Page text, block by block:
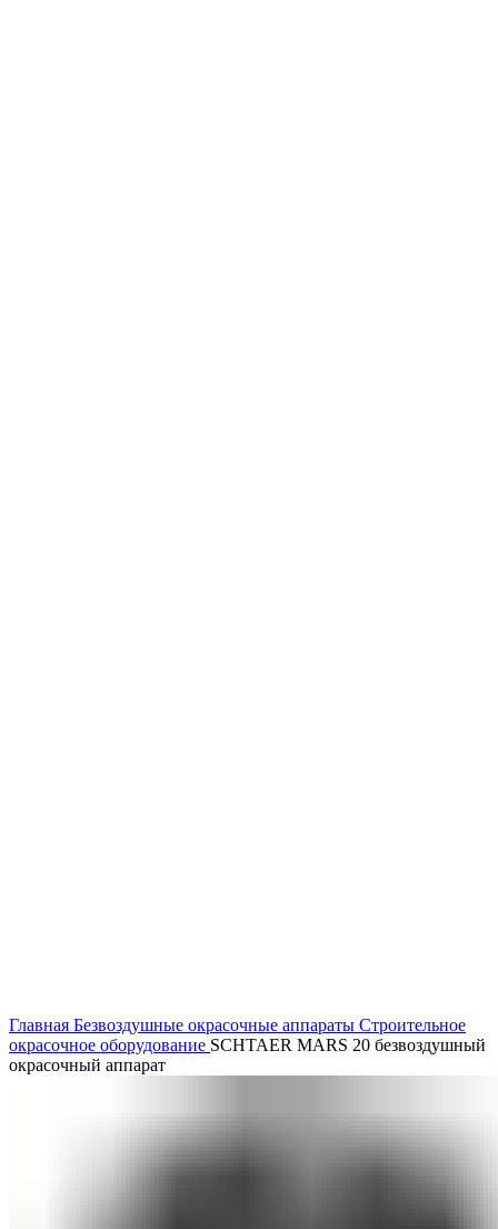
Главная Безвоздушные окрасочные аппараты Строительное
окрасочное оборудование SCHTAER MARS 20 безвоздушный
окрасочный аппарат